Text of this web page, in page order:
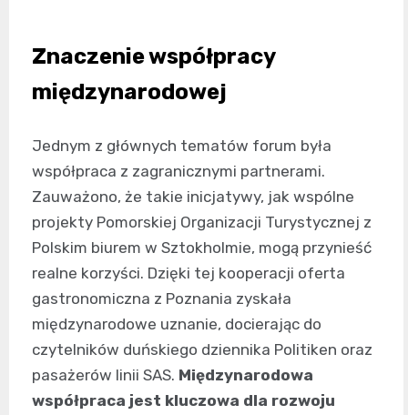
Znaczenie współpracy
międzynarodowej
Jednym z głównych tematów forum była
współpraca z zagranicznymi partnerami.
Zauważono, że takie inicjatywy, jak wspólne
projekty Pomorskiej Organizacji Turystycznej z
Polskim biurem w Sztokholmie, mogą przynieść
realne korzyści. Dzięki tej kooperacji oferta
gastronomiczna z Poznania zyskała
międzynarodowe uznanie, docierając do
czytelników duńskiego dziennika Politiken oraz
pasażerów linii SAS. Międzynarodowa
współpraca jest kluczowa dla rozwoju